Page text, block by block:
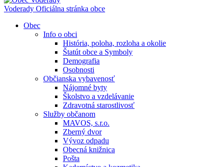
Voderady Oficiálna stránka obce
Obec
Info o obci
História, poloha, rozloha a okolie
Štatút obce a Symboly
Demografia
Osobnosti
Občianska vybavenosť
Nájomné byty
Školstvo a vzdelávanie
Zdravotná starostlivosť
Služby občanom
MAVOS, s.r.o.
Zberný dvor
Vývoz odpadu
Obecná knižnica
Pošta